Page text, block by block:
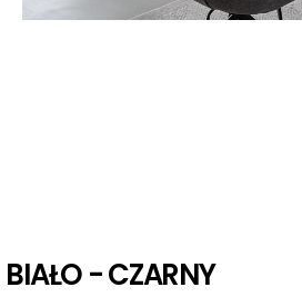
BIAŁO - CZARNY